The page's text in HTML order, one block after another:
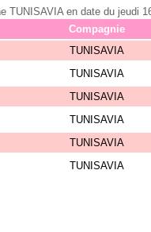
TUNISAVIA en date du jeudi
Compagnie
TUNISAVIA
TUNISAVIA
TUNISAVIA
TUNISAVIA
TUNISAVIA
TUNISAVIA